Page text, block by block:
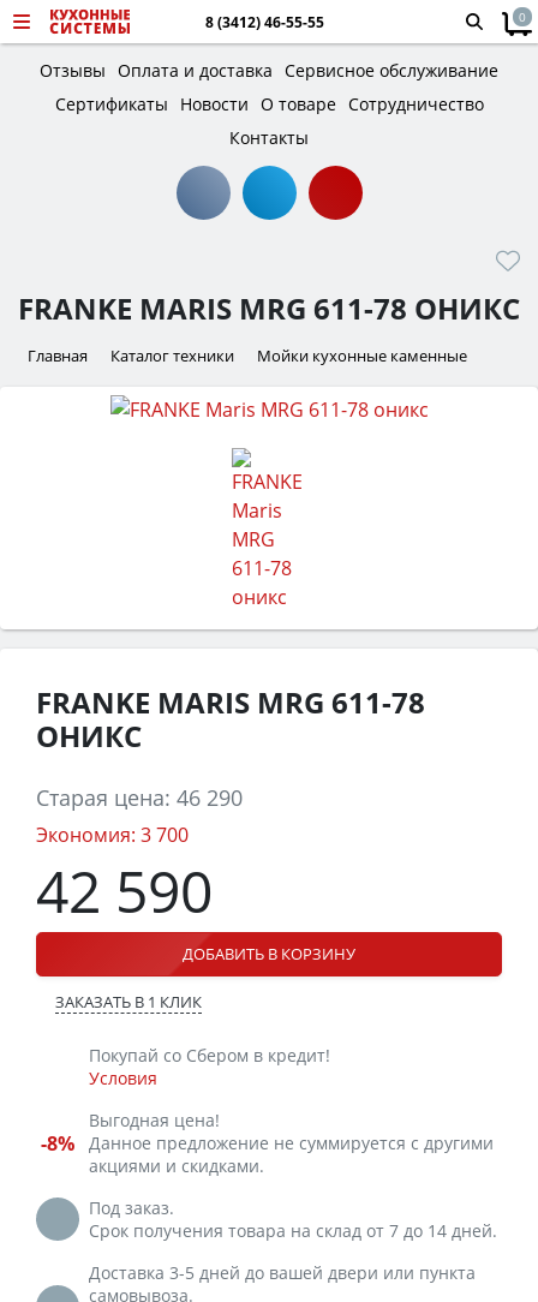
8 (3412) 46-55-55 0
Отзывы Оплата и доставка Сервисное обслуживание
Сертификаты
Новости О товаре Сотрудничество
Контакты
FRANKE MARIS MRG 611-78 ОНИКС
Главная Каталог техники Мойки кухонные каменные
FRANKE MARIS MRG 611-78
ОНИКС
Старая цена: 46 290
Экономия: 3 700
42 590
ДОБАВИТЬ В КОРЗИНУ
ЗАКАЗАТЬ В 1 КЛИК
Покупай со Сбером в кредит!
Условия
-8%
Выгодная цена!
Данное предложение не суммируется с другими
акциями и скидками.
Под заказ.
Срок получения товара на склад от 7 до 14 дней.
Доставка 3-5 дней до вашей двери или пункта
самовывоза.